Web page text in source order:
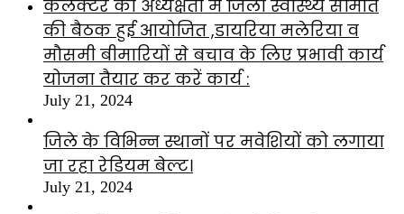
कलेक्टर की अध्यक्षता में जिला स्वास्थ्य समिति
की बैठक हुई आयोजित ,डायरिया मलेरिया व
मौसमी बीमारियों से बचाव के लिए प्रभावी कार्य
योजना तैयार कर करें कार्य :
July 21, 2024
जिले के विभिन्न स्थानों पर मवेशियों को लगाया
जा रहा रेडियम बेल्ट।
July 21, 2024